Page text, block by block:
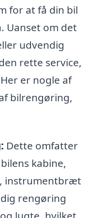
for at få din bil
Uanset om det
udvendig
rette service,
er nogle af
bilrengøring,
Dette omfatter
kabine,
instrumentbræt
rengøring